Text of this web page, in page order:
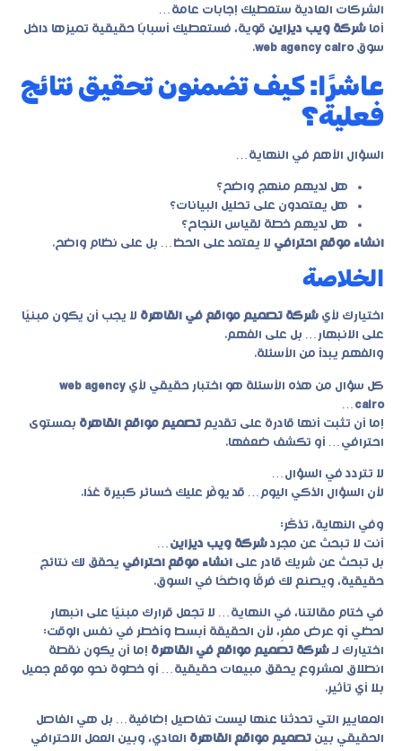
الشركات العادية ستعطيك إجابات عامة…
أما شركة ويب ديزاين قوية، فستعطيك أسبابًا حقيقية تميزها داخل
سوقweb agency cairo
.
عاشرًا: كيف تضمنون تحقيق نتائج
فعلية؟
السؤال الأهم في النهاية…
هل لديهم منهج واضح؟
هل يعتمدون على تحليل البيانات؟
هل لديهم خطة لقياس النجاح؟
انشاء موقع احترافي لا يعتمد على الحظ… بل على نظام واضح.
الخلاصة
اختيارك لأي شركة تصميم مواقع في القاهرة لا يجب أن يكون مبنيًا
على الانبهار… بل على الفهم.
والفهم يبدأ من الأسئلة.
كل سؤال من هذه الأسئلة هو اختبار حقيقي لأي web agency
cairo
…
إما أن تثبت أنها قادرة على تقديم تصميم مواقع القاهرة بمستوى
احترافي… أو تكشف ضعفها.
لا تتردد في السؤال…
لأن السؤال الذكي اليوم… قد يوفّر عليك خسائر كبيرة غدًا.
وفي النهاية، تذكّر:
أنت لا تبحث عن مجرد شركة ويب ديزاين …
بل تبحث عن شريك قادر على انشاء موقع احترافي يحقق لك نتائج
حقيقية، ويصنع لك فرقًا واضحًا في السوق.
في ختام مقالتنا، في النهاية… لا تجعل قرارك مبنيًا على انبهار
لحظي أو عرض مغرٍ، لأن الحقيقة أبسط وأخطر في نفس الوقت:
اختيارك لـ شركة تصميم مواقع في القاهرة إما أن يكون نقطة
انطلاق لمشروع يحقق مبيعات حقيقية… أو خطوة نحو موقع جميل
بلا أي تأثير.
المعايير التي تحدثنا عنها ليست تفاصيل إضافية… بل هي الفاصل
الحقيقي بين تصميم مواقع القاهرة العادي، وبين العمل الاحترافي